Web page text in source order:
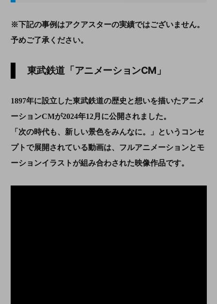
※下記の事例はアクアスターの実績ではございません。
予めご了承ください。
東武鉄道「アニメーションCM」
1897年に設立した東武鉄道の歴史と想いを描いたアニメ
ーションCMが2024年12月に公開されました。
「次の時代も、新しい景色をみんなに。」というコンセ
プトで展開されている動画は、フルアニメーションとモ
ーションイラストが組み合わされた映像作品です。